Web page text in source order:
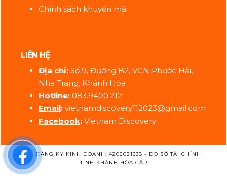
Chính sách khuyến mãi
LIÊN HỆ
Địa chỉ: Số 9, Đường B2, VCN Phước Hải,
Nha Trang, Khánh Hòa
Hotline: 083.9400.212
Email: vietnamdiscovery112023@gmail.com
Facebook: Vietnam Discovery
SỐ ĐĂNG KÝ KINH DOANH: 4202021338 - DO SỞ TÀI CHÍNH
TỈNH KHÁNH HÒA CẤP